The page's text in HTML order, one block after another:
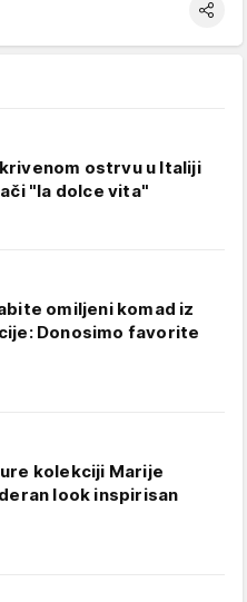
ostrvu u Italiji
"la dolce vita"
omiljeni komad iz
Donosimo favorite
kolekciji Marije
look inspirisan